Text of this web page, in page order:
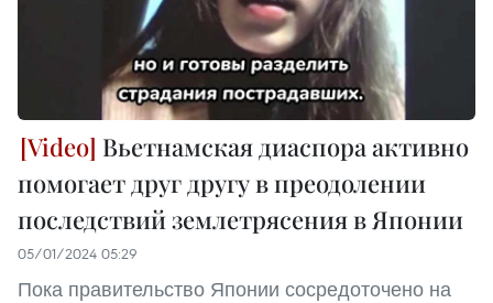
Вьетнамская диаспора активно
помогает друг другу в преодолении
последствий землетрясения в Японии
05/01/2024 05:29
Пока правительство Японии сосредоточено на